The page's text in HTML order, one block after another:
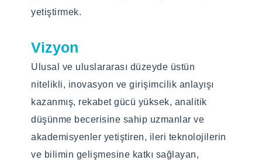
yetiştirmek.
Vizyon
Ulusal ve uluslararası düzeyde üstün
nitelikli, inovasyon ve girişimcilik anlayışı
kazanmış, rekabet gücü yüksek, analitik
düşünme becerisine sahip uzmanlar ve
akademisyenler yetiştiren, ileri teknolojilerin
ve bilimin gelişmesine katkı sağlayan,
hazırdır.
Başvuru Koşulları
sunulmaktadır. Doktora tezi de öğrencilerin
kabiliyetlerini geliştirmesine odaklanır.
Programın Tarihçesi
Gemi İnşaatı ve Gemi Makineleri
Mühendisliği doktora programı 2021 yılında
aktif edilmiş olup öğrenci alımına hazırdır.